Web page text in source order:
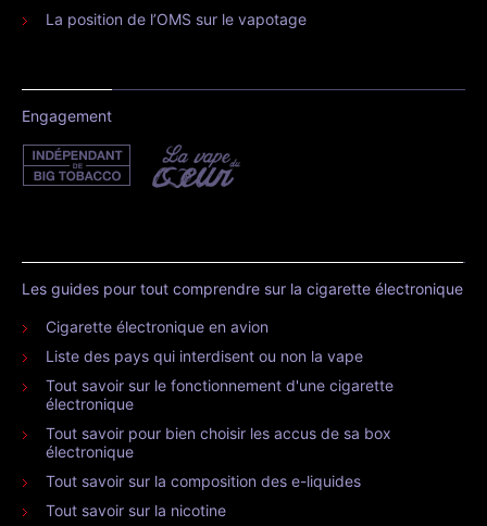
La position de l’OMS sur le vapotage
Engagement
Les guides pour tout comprendre sur la cigarette électronique
Cigarette électronique en avion
Liste des pays qui interdisent ou non la vape
Tout savoir sur le fonctionnement d'une cigarette
électronique
Tout savoir pour bien choisir les accus de sa box
électronique
Tout savoir sur la composition des e-liquides
Tout savoir sur la nicotine